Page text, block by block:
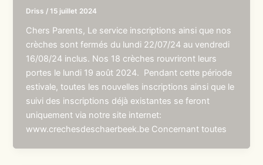
Driss /15 juillet 2024
Chers Parents, Le service inscriptions ainsi que nos
crèches sont fermés du lundi 22/07/24 au vendredi
16/08/24 inclus. Nos 18 crèches rouvriront leurs
portes le lundi 19 août 2024. Pendant cette période
estivale, toutes les nouvelles inscriptions ainsi que le
suivi des inscriptions déjà existantes se feront
uniquement via notre site internet:
www.crechesdeschaerbeek.be Concernant toutes